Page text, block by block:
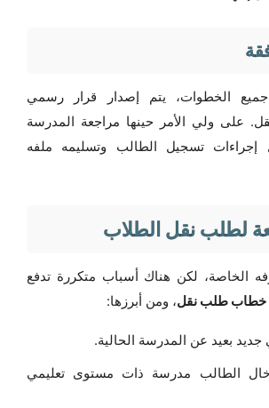
الخطوات، يتم إصدار قرار رسمي
على ولي الأمر حينها مراجعة المدرسة
إجراءات تسجيل الطالب وتسليمه ملفه
لطلب نقل الطلاب
الخاصة، لكن هناك أسباب متكررة تدفع
خطاب طلب نقل، ومن أبرزها:
جديد بعيد عن المدرسة الحالية.
الطالب مدرسة ذات مستوى تعليمي